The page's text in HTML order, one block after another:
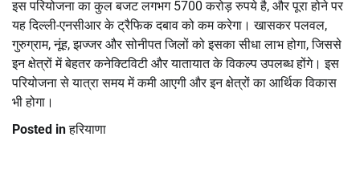
इस परियोजना का कुल बजट लगभग 5700 करोड़ रुपये है, और पूरा होने पर
यह दिल्ली-एनसीआर के ट्रैफिक दबाव को कम करेगा। खासकर पलवल,
गुरुग्राम, नूंह, झज्जर और सोनीपत जिलों को इसका सीधा लाभ होगा, जिससे
इन क्षेत्रों में बेहतर कनेक्टिविटी और यातायात के विकल्प उपलब्ध होंगे। इस
परियोजना से यात्रा समय में कमी आएगी और इन क्षेत्रों का आर्थिक विकास
भी होगा।
Posted inहरियाणा